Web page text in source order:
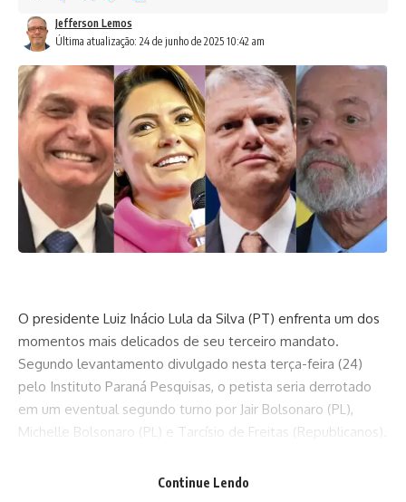
Última atualização: 24 de junho de 2025 10:42 am
Jefferson Lemos
O presidente Luiz Inácio Lula da Silva (PT) enfrenta um dos
momentos mais delicados de seu terceiro mandato.
Segundo levantamento divulgado nesta terça-feira (24)
pelo Instituto Paraná Pesquisas, o petista seria derrotado
em um eventual segundo turno por Jair Bolsonaro (PL),
Michelle Bolsonaro (PL) e Tarcísio de Freitas (Republicanos).
impulsionado por uma combinação de fatores econômicos,
Continue Lendo